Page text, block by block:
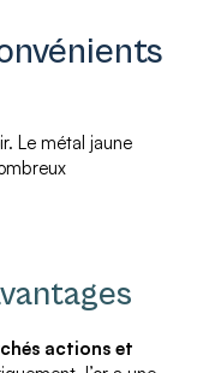
Le métal jaune
actions et